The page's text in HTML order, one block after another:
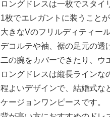
ロングドレスは一枚でスタイ
1枚でエレガントに装うことが
大きなVのフリルディティー
デコルテや袖、裾の足元の透
二の腕をカバーできたり、ウ
ロングドレスは縦長ラインな
程よいデザインで、結婚式な
ケージョンワンピースです。